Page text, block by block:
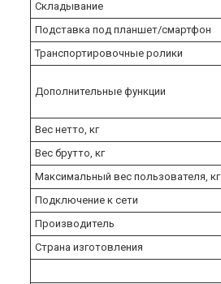
Складывание
Подставка под планшет/смартфон
Транспортировочные ролики
Дополнительные функции
Вес нетто, кг
Вес брутто, кг
Максимальный вес пользователя, кг
Подключение к сети
Производитель
Страна изготовления